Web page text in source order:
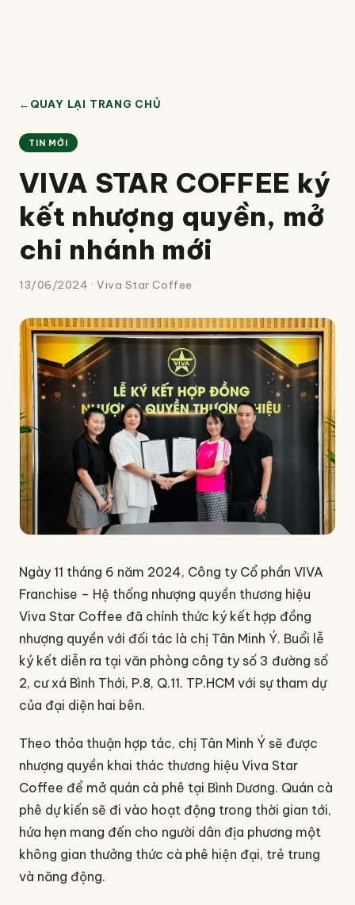
← QUAY LẠI TRANG CHỦ
TIN MỚI
VIVA STAR COFFEE ký
kết nhượng quyền, mở
chi nhánh mới
13/06/2024 · Viva Star Coffee
Ngày 11 tháng 6 năm 2024, Công ty Cổ phần VIVA
Franchise – Hệ thống nhượng quyền thương hiệu
Viva Star Coffee đã chính thức ký kết hợp đồng
nhượng quyền với đối tác là chị Tân Minh Ý. Buổi lễ
ký kết diễn ra tại văn phòng công ty số 3 đường số
2, cư xá Bình Thới, P.8, Q.11. TP.HCM với sự tham dự
của đại diện hai bên.
Theo thỏa thuận hợp tác, chị Tân Minh Ý sẽ được
nhượng quyền khai thác thương hiệu Viva Star
Coffee để mở quán cà phê tại Bình Dương. Quán cà
phê dự kiến sẽ đi vào hoạt động trong thời gian tới,
hứa hẹn mang đến cho người dân địa phương một
không gian thưởng thức cà phê hiện đại, trẻ trung
và năng động.